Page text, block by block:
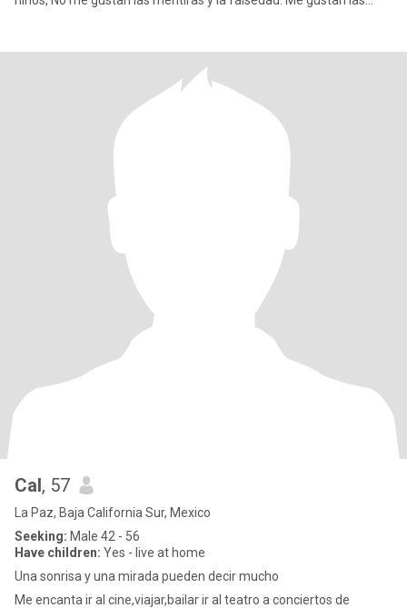
Cal, 57
La Paz, Baja California Sur, Mexico
Seeking: Male 42 - 56
Have children: Yes - live at home
Una sonrisa y una mirada pueden decir mucho
Me encanta ir al cine,viajar,bailar ir al teatro a conciertos de